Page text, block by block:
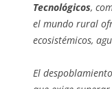
Tecnológicos,
el mundo rural
ecosistémicos,
El